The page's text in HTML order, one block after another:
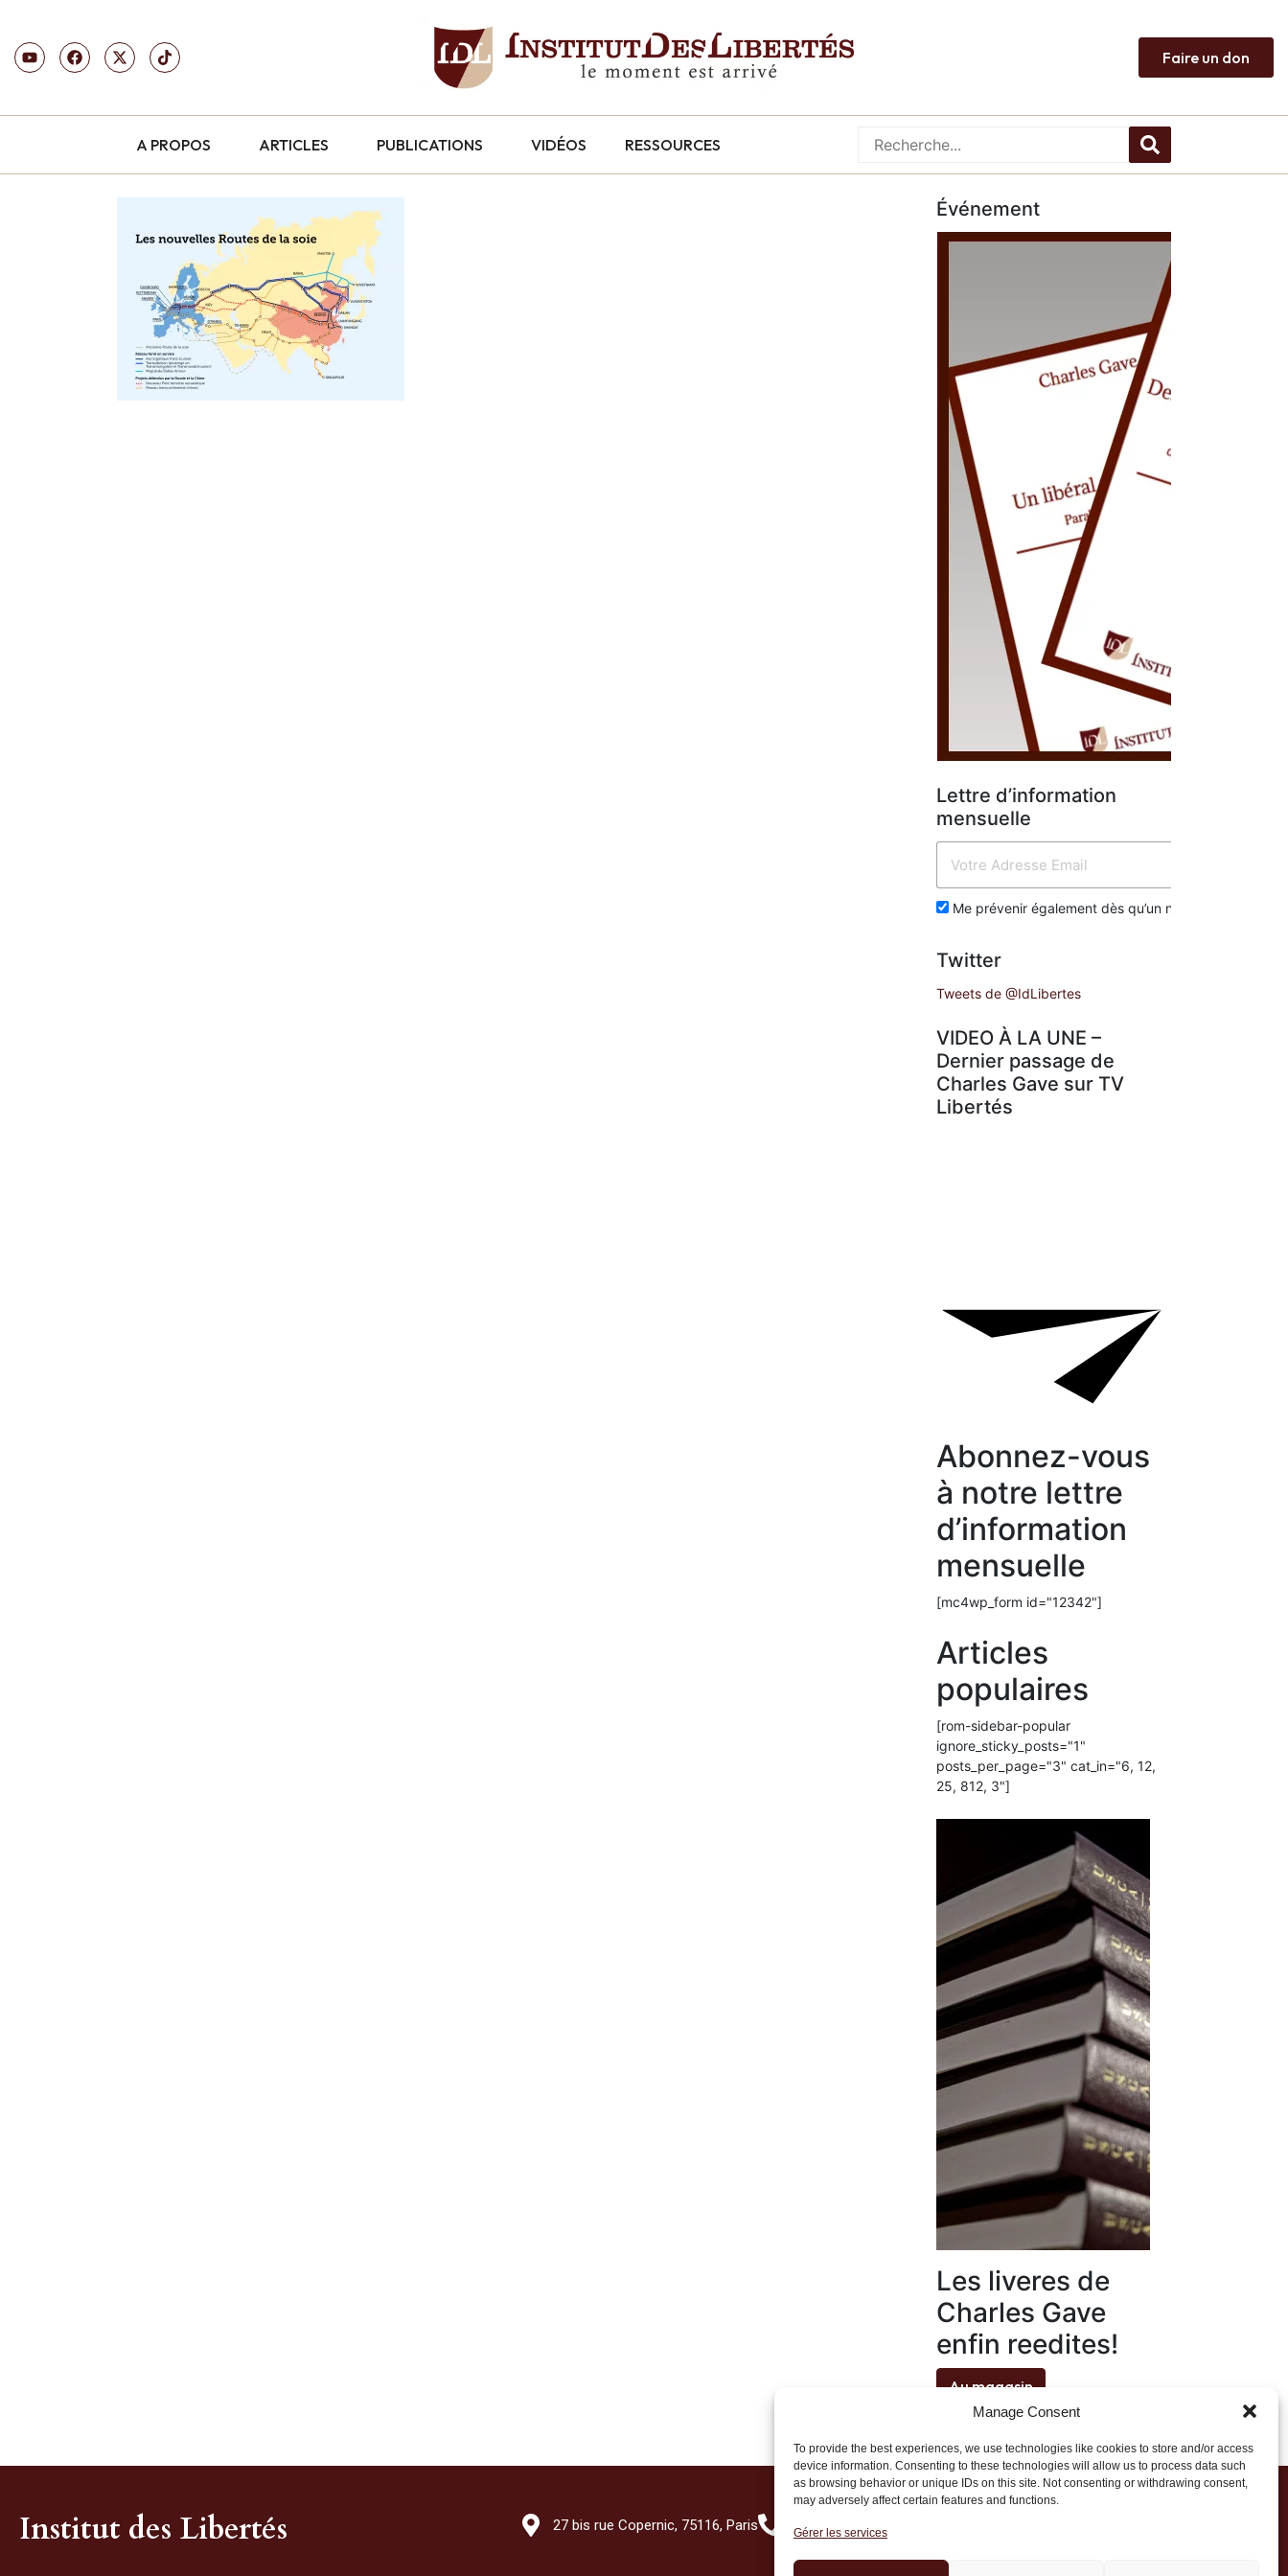
Manage Consent
To provide the best experiences, we use technologies like cookies to store and/or access
device information. Consenting to these technologies will allow us to process data such
as browsing behavior or unique IDs on this site. Not consenting or withdrawing consent,
may adversely affect certain features and functions.
Gérer les services
Faire un don
A PROPOS ARTICLES PUBLICATIONS VIDÉOS RESSOURCES
Événement
Lettre d’information
mensuelle
Me prévenir également dès qu’un nouvel article est
Twitter
Tweets de @IdLibertes
VIDEO À LA UNE –
Dernier passage de
Charles Gave sur TV
Libertés
Abonnez-vous
à notre lettre
d’information
mensuelle
[mc4wp_form id="12342"]
Articles
populaires
[rom-sidebar-popular
ignore_sticky_posts="1"
posts_per_page="3" cat_in="6, 12,
25, 812, 3"]
Les liveres de
Charles Gave
enfin reedites!
Au magasin
Institut des Libertés 27 bis rue Copernic, 75116, Paris +33 (0)1 71 20 45 39